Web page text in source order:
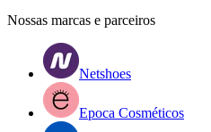
Nossas marcas e parceiros
Netshoes
Epoca Cosméticos